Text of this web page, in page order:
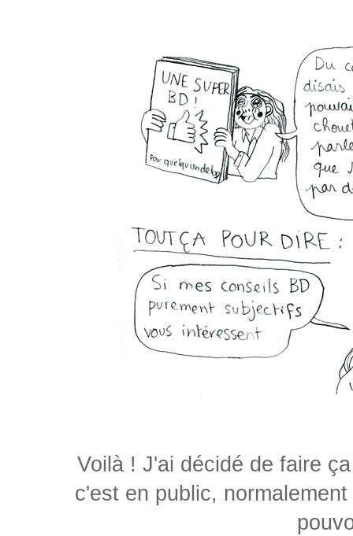
Voilà ! J'ai décidé de faire
c'est en public,